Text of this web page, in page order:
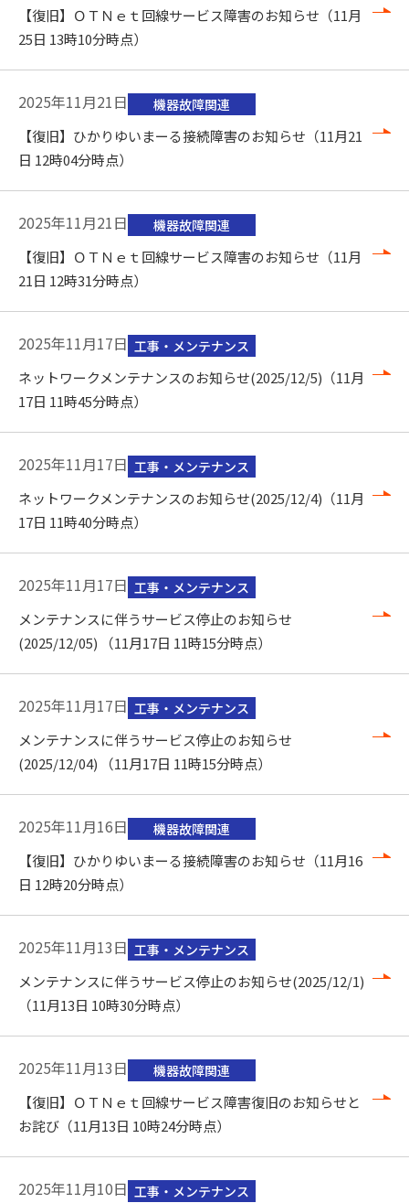
【復旧】ＯＴＮｅｔ回線サービス障害のお知らせ（11月
25日 13時10分時点）
2025年11月21日 機器故障関連
【復旧】ひかりゆいまーる接続障害のお知らせ（11月21
日 12時04分時点）
2025年11月21日 機器故障関連
【復旧】ＯＴＮｅｔ回線サービス障害のお知らせ（11月
21日 12時31分時点）
2025年11月17日 工事・メンテナンス
ネットワークメンテナンスのお知らせ(2025/12/5)（11月
17日 11時45分時点）
2025年11月17日 工事・メンテナンス
ネットワークメンテナンスのお知らせ(2025/12/4)（11月
17日 11時40分時点）
2025年11月17日 工事・メンテナンス
メンテナンスに伴うサービス停止のお知らせ
(2025/12/05) （11月17日 11時15分時点）
2025年11月17日 工事・メンテナンス
メンテナンスに伴うサービス停止のお知らせ
(2025/12/04) （11月17日 11時15分時点）
2025年11月16日 機器故障関連
【復旧】ひかりゆいまーる接続障害のお知らせ（11月16
日 12時20分時点）
2025年11月13日 工事・メンテナンス
メンテナンスに伴うサービス停止のお知らせ(2025/12/1)
（11月13日 10時30分時点）
2025年11月13日 機器故障関連
【復旧】ＯＴＮｅｔ回線サービス障害復旧のお知らせと
お詫び（11月13日 10時24分時点）
2025年11月10日 工事・メンテナンス